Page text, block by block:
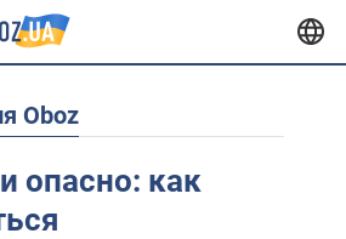
Oboz
опасно: как